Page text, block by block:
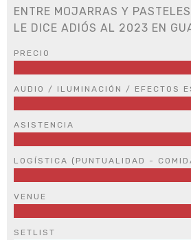
ENTRE MOJARRAS Y
LE DICE ADIÓS AL 2023 EN
PRECIO
AUDIO / ILUMINACIÓN / EFECTOS
ASISTENCIA
LOGÍSTICA (PUNTUALIDAD -
VENUE
SETLIST